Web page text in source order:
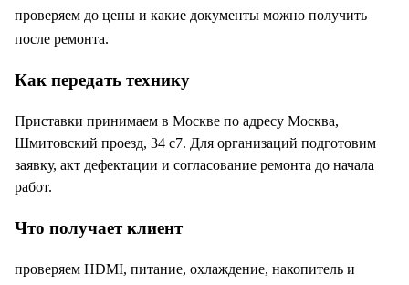
проверяем до цены и какие документы можно получить
после ремонта.
Как передать технику
Приставки принимаем в Москве по адресу Москва,
Шмитовский проезд, 34 с7. Для организаций подготовим
заявку, акт дефектации и согласование ремонта до начала
работ.
Что получает клиент
проверяем HDMI, питание, охлаждение, накопитель и